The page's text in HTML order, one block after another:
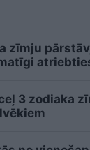
zīmju
3 zodiaka